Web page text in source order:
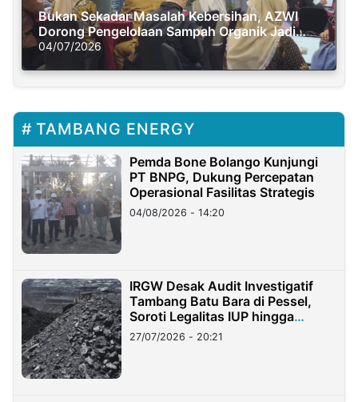
Bukan Sekadar Masalah Kebersihan, AZWI
Dorong Pengelolaan Sampah Organik Jadi
Solusi Krisis Iklim
04/07/2026
TAMBANG ENERGY
Pemda Bone Bolango Kunjungi
PT BNPG, Dukung Percepatan
Operasional Fasilitas Strategis
04/08/2026 - 14:20
IRGW Desak Audit Investigatif
Tambang Batu Bara di Pessel,
Soroti Legalitas IUP hingga
Stockpile
27/07/2026 - 20:21